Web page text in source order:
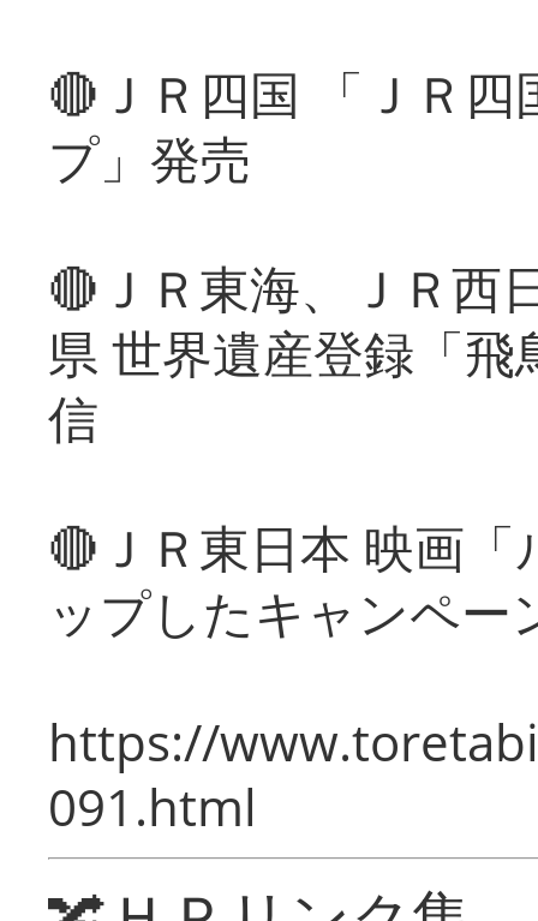
🔴ＪＲ四国 「ＪＲ
プ」発売
🔴ＪＲ東海、ＪＲ西
県 世界遺産登録「
信
🔴ＪＲ東日本 映画
ップしたキャンペー
https://
091.html